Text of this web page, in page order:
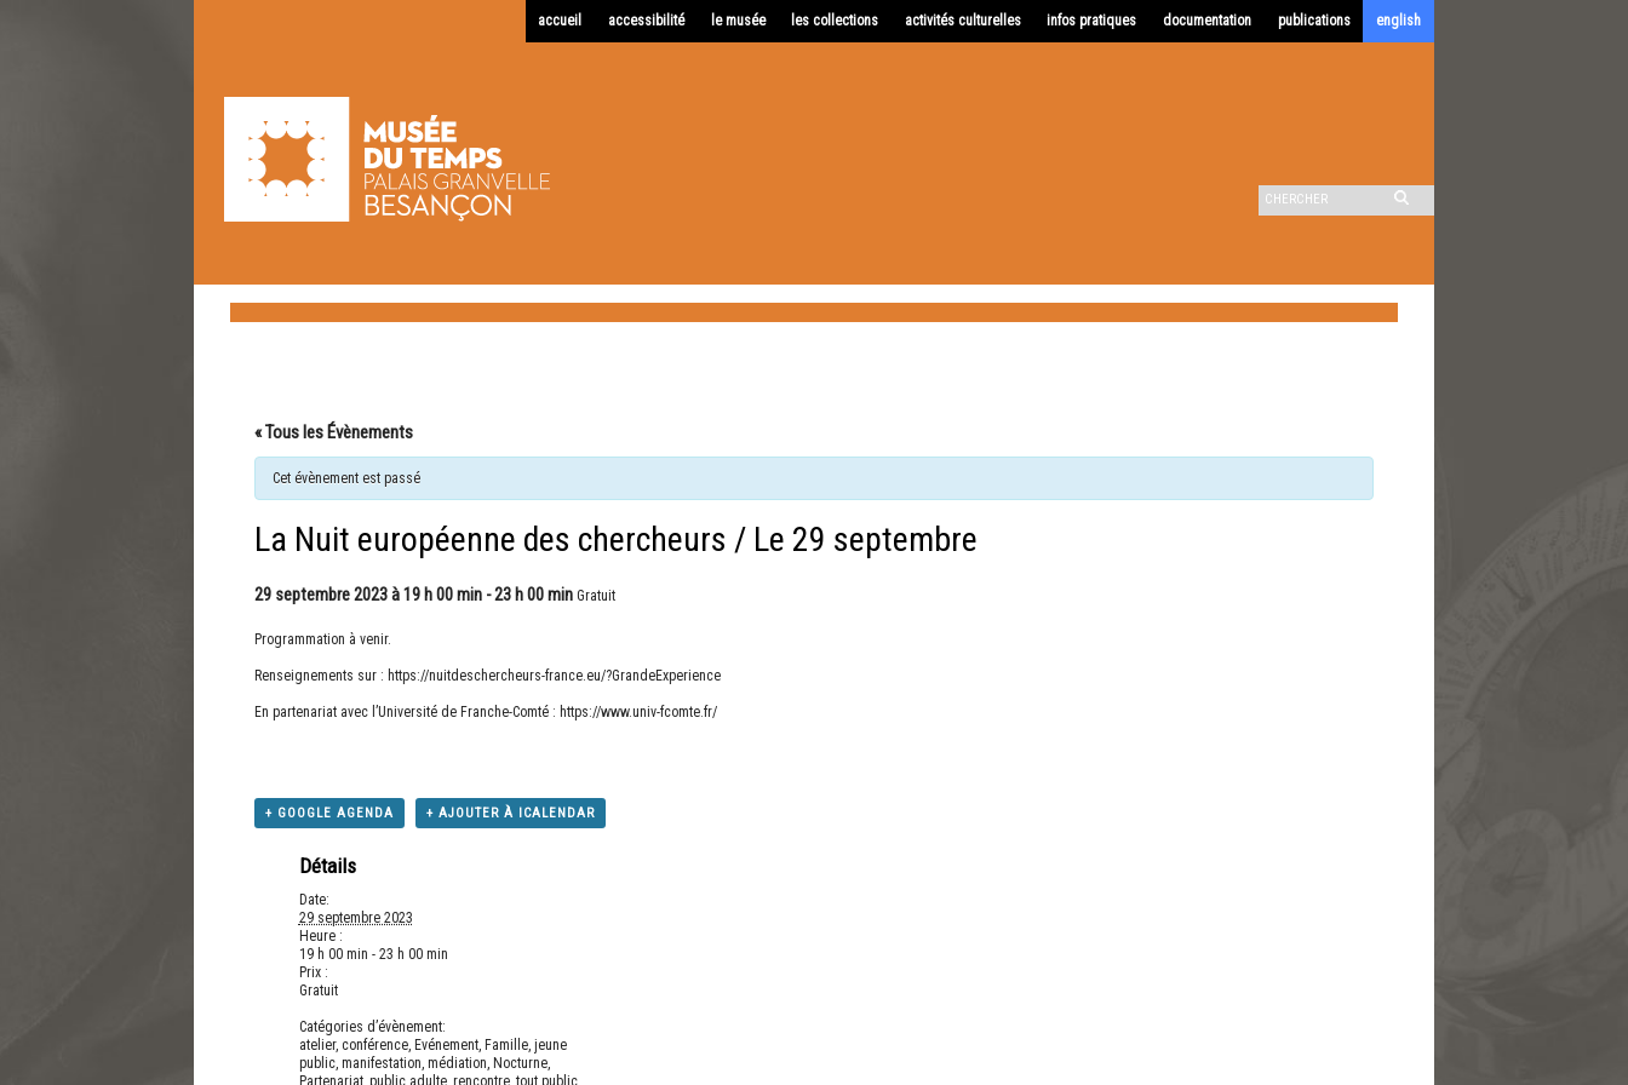
accueil accessibilité le musée les collections activités culturelles infos pratiques documentation publications english
« Tous les Évènements
Cet évènement est passé
La Nuit européenne des chercheurs / Le 29 septembre
29 septembre 2023 à 19 h 00 min -23 h 00 min Gratuit
Programmation à venir.
Renseignements sur : https://nuitdeschercheurs-france.eu/?GrandeExperience
En partenariat avec l’Université de Franche-Comté : https://www.univ-fcomte.fr/
+ GOOGLE AGENDA + AJOUTER À ICALENDAR
Détails
Date:
29 septembre 2023
Heure :
19 h 00 min - 23 h 00 min
Prix :
Gratuit
Catégories d’évènement:
atelier, conférence, Evénement, Famille, jeune
public, manifestation, médiation, Nocturne,
Partenariat, public adulte, rencontre, tout public